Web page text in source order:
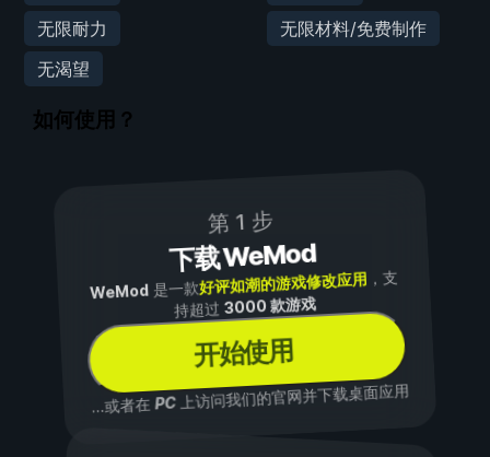
无限耐力
无渴望
无限材料/免费制作
如何使用？
第 1 步
下载 WeMod
WeMod是一款好评如潮的游戏修改应用 ，支
持超过3000 款游戏
开始使用
...或者在PC上访问我们的官网并下载桌面应用